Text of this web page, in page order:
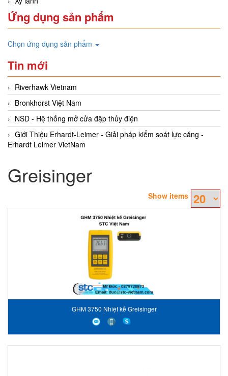
Ứng dụng sản phẩm
Chọn ứng dụng sản phẩm
Tin mới
Riverhawk Vietnam
Bronkhorst Việt Nam
NSD - Hệ thống mở cửa đập thủy điện
Giới Thiệu Erhardt-Leimer - Giải pháp kiểm soát lực căng -
Erhardt Leimer VietNam
Greisinger
Show items
GHM 3750 Nhiệt kế Greisinger